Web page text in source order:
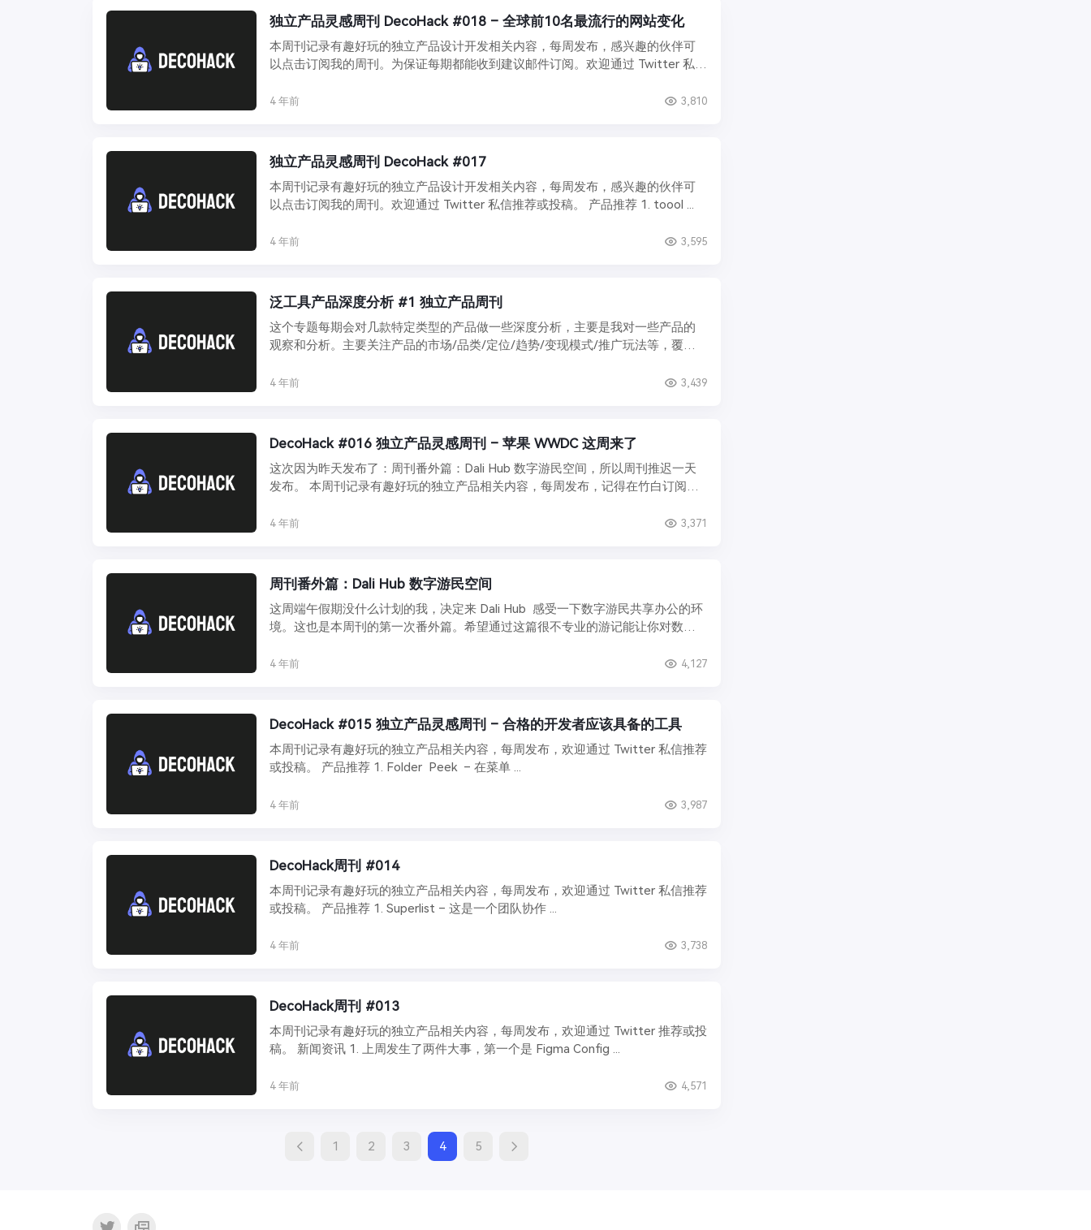
独立产品灵感周刊 DecoHack #018 – 全球前10名最流行的网站变化
本周刊记录有趣好玩的独立产品设计开发相关内容，每周发布，感兴趣的伙伴可
以点击订阅我的周刊。为保证每期都能收到建议邮件订阅。欢迎通过 Twitter 私信
4 年前 3,810
独立产品灵感周刊 DecoHack #017
本周刊记录有趣好玩的独立产品设计开发相关内容，每周发布，感兴趣的伙伴可
以点击订阅我的周刊。欢迎通过 Twitter 私信推荐或投稿。 产品推荐 1. toool ...
4 年前 3,595
泛工具产品深度分析 #1 独立产品周刊
这个专题每期会对几款特定类型的产品做一些深度分析，主要是我对一些产品的
观察和分析。主要关注产品的市场/品类/定位/趋势/变现模式/推广玩法等，覆盖
4 年前 3,439
DecoHack #016 独立产品灵感周刊 – 苹果 WWDC 这周来了
这次因为昨天发布了：周刊番外篇：Dali Hub 数字游民空间，所以周刊推迟一天
发布。 本周刊记录有趣好玩的独立产品相关内容，每周发布，记得在竹白订阅，
4 年前 3,371
周刊番外篇：Dali Hub 数字游民空间
这周端午假期没什么计划的我，决定来 Dali Hub 感受一下数字游民共享办公的环
境。这也是本周刊的第一次番外篇。希望通过这篇很不专业的游记能让你对数字
4 年前 4,127
DecoHack #015 独立产品灵感周刊 – 合格的开发者应该具备的工具
本周刊记录有趣好玩的独立产品相关内容，每周发布，欢迎通过 Twitter 私信推荐
或投稿。 产品推荐 1. Folder Peek – 在菜单 ...
4 年前 3,987
DecoHack周刊 #014
本周刊记录有趣好玩的独立产品相关内容，每周发布，欢迎通过 Twitter 私信推荐
或投稿。 产品推荐 1. Superlist – 这是一个团队协作 ...
4 年前 3,738
DecoHack周刊 #013
本周刊记录有趣好玩的独立产品相关内容，每周发布，欢迎通过 Twitter 推荐或投
稿。 新闻资讯 1. 上周发生了两件大事，第一个是 Figma Config ...
4 年前 4,571
Posts
1 2 3 4 5